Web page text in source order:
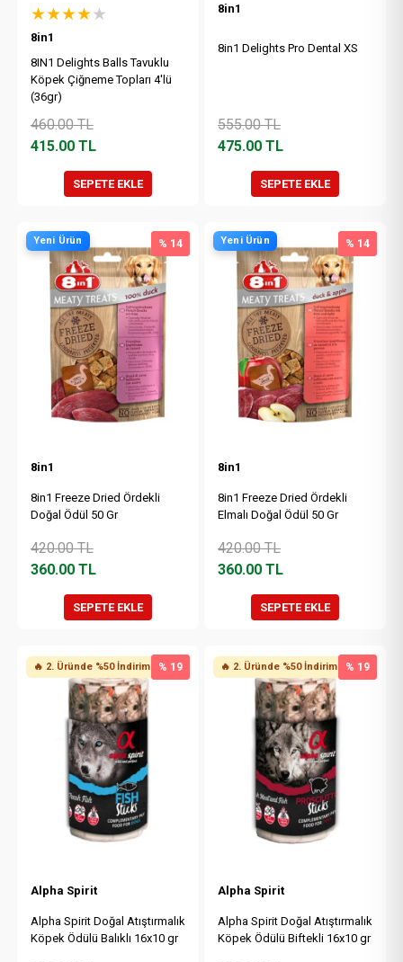
★★★★★
8in1
8IN1 Delights Balls Tavuklu
Köpek Çiğneme Topları 4'lü
(36gr)
460.00TL
415.00TL
SEPETE EKLE
8in1
8in1 Delights Pro Dental XS
555.00TL
475.00 TL
SEPETE EKLE
Yeni Ürün
8in1
8in1 Freeze Dried Ördekli
Doğal Ödül 50 Gr
420.00TL
360.00TL
% 14
SEPETE EKLE
Yeni Ürün
8in1
8in1 Freeze Dried Ördekli
Elmalı Doğal Ödül 50 Gr
420.00TL
360.00 TL
% 14
SEPETE EKLE
🔥 2. Üründe %50 İndirim
Alpha Spirit
Alpha Spirit Doğal Atıştırmalık
Köpek Ödülü Balıklı 16x10 gr
% 19 🔥 2. Üründe %50 İndirim
Alpha Spirit
Alpha Spirit Doğal Atıştırmalık
Köpek Ödülü Biftekli 16x10 gr
% 19